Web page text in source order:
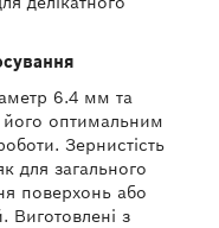
6.4 мм та
оптимальним
Зернистість
для загального
поверхонь або
Виготовлені з